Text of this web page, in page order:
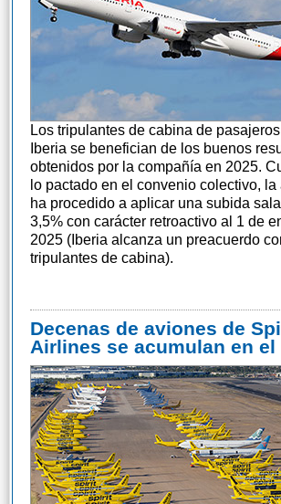
Los tripulantes de cabina de
Iberia se benefician de los buenos
obtenidos por la compañía en 2025.
lo pactado en el convenio colectivo, la
ha procedido a aplicar una subida
3,5% con carácter retroactivo al 1 de
2025 (Iberia alcanza un preacuerdo
tripulantes de cabina).
Decenas de aviones de
Airlines se acumulan en el